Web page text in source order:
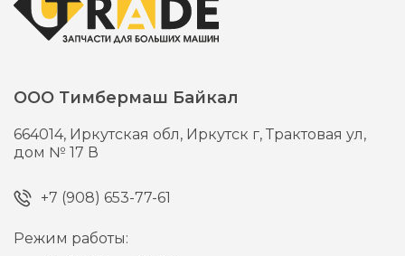
ООО Тимбермаш Байкал
664014, Иркутская обл, Иркутск г,Трактовая ул,
дом № 17 В
+7 (908) 653-77-61
Режим работы: